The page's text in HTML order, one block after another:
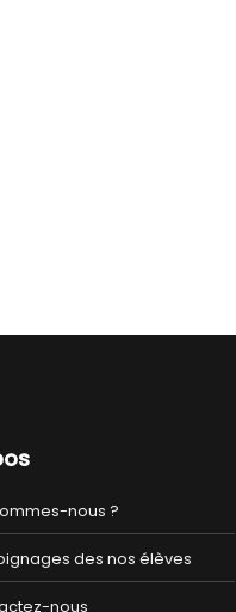
nous ?
des nos élèves
nous